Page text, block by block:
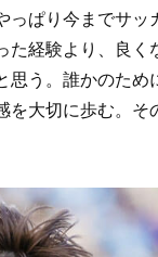
ぱり今までサッ
経験より、良く
う。誰かのため
大切に歩む。そ